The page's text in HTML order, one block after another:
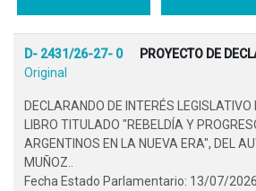
D- 2431/26-27- 0 PROYECTO DE
Original
DECLARANDO DE INTERÉS LEGISLATIVO
LIBRO TITULADO "REBELDÍA Y
ARGENTINOS EN LA NUEVA ERA", DEL
MUÑOZ..
Fecha Estado Parlamentario: 13/07/2026